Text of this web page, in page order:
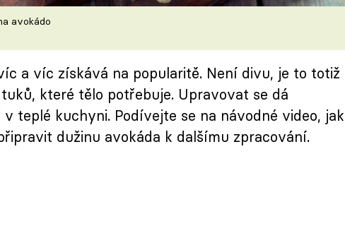
avokádo
a víc získává na popularitě. Není divu, je to totiž
které tělo potřebuje. Upravovat se dá
v teplé kuchyni. Podívejte se na návodné video, jak
dužinu avokáda k dalšímu zpracování.